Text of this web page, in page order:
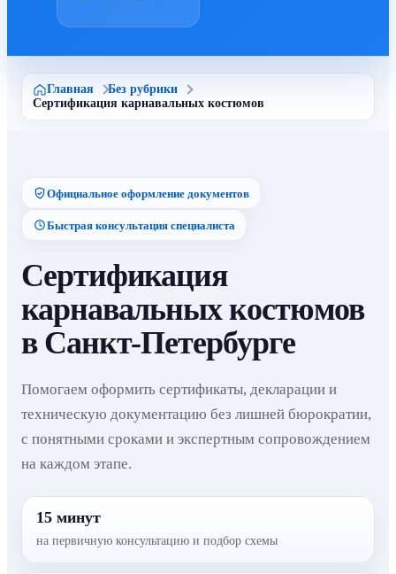
Главная
Без рубрики
Сертификация карнавальных костюмов
Официальное оформление документов
Быстрая консультация специалиста
Сертификация
карнавальных костюмов
в Санкт-Петербурге
Помогаем оформить сертификаты, декларации и
техническую документацию без лишней бюрократии,
с понятными сроками и экспертным сопровождением
на каждом этапе.
15 минут
на первичную консультацию и подбор схемы